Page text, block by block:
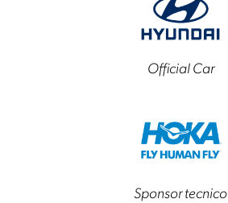
Official Car
Sponsor tecnico